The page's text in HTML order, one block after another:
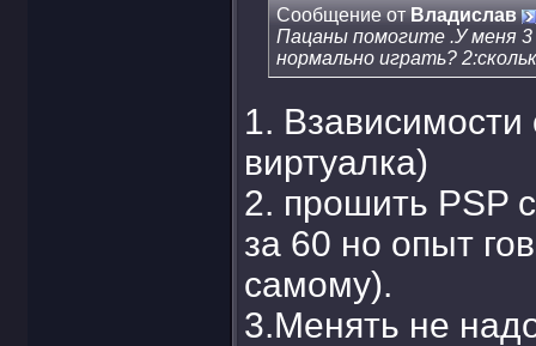
Сообщение отВладислав
Пацаны помогите .У меня
нормально играть?
1.
виртуалка)
2. прошить PSP
за 60 но опыт
самому).
3.Менять не